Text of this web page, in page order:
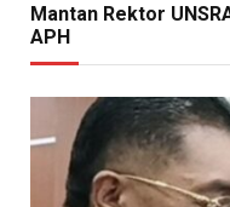
Mantan Rektor
APH